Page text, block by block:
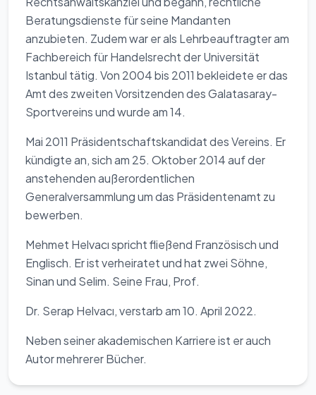
Beratungsdienste für seine Mandanten
anzubieten. Zudem war er als Lehrbeauftragter am
Fachbereich für Handelsrecht der Universität
Istanbul tätig. Von 2004 bis 2011 bekleidete er das
Amt des zweiten Vorsitzenden des Galatasaray-
Sportvereins und wurde am 14.
Mai 2011 Präsidentschaftskandidat des Vereins. Er
kündigte an, sich am 25. Oktober 2014 auf der
anstehenden außerordentlichen
Generalversammlung um das Präsidentenamt zu
bewerben.
Mehmet Helvacı spricht fließend Französisch und
Englisch. Er ist verheiratet und hat zwei Söhne,
Sinan und Selim. Seine Frau, Prof.
Dr. Serap Helvacı, verstarb am 10. April 2022.
Neben seiner akademischen Karriere ist er auch
Autor mehrerer Bücher.